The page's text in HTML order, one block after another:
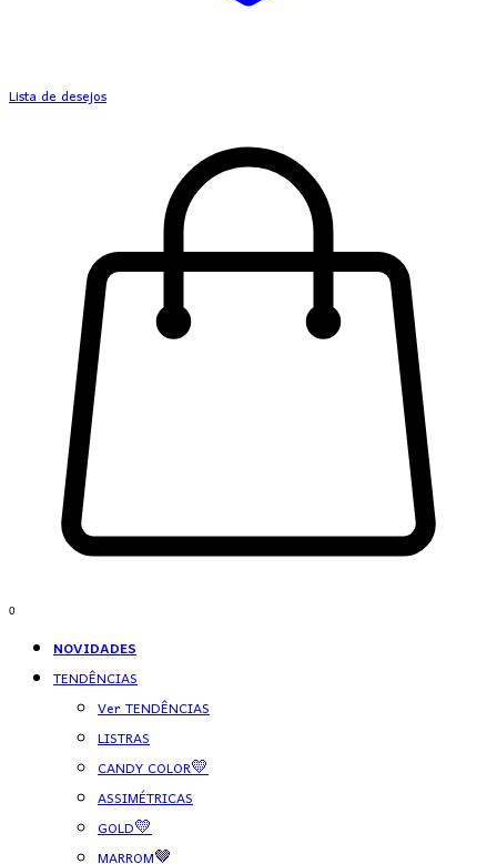
Lista de desejos
0
NOVIDADES
TENDÊNCIAS
Ver TENDÊNCIAS
LISTRAS
CANDY COLOR💛
ASSIMÉTRICAS
GOLD💛